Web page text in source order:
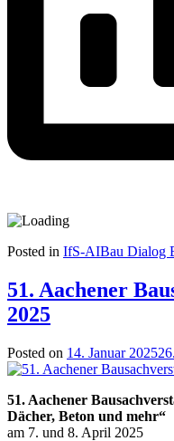
Posted in IfS-AIBau Dialog
51. Aachener
2025
Posted on 14. Januar 2025
51. Aachener
Dächer, Beton und mehr“
am 7. und 8. April 2025